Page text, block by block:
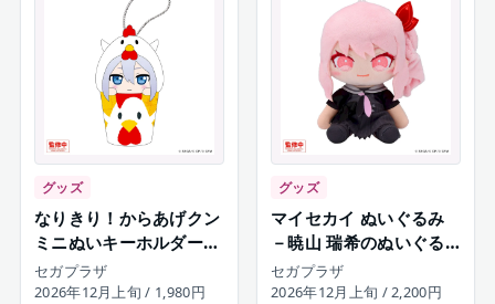
グッズ
なりきり！からあげクン
ミニぬいキーホルダー
宵崎奏
セガプラザ
2026年12月上旬 / 1,980円
グッズ
マイセカイ ぬいぐるみ
－暁山 瑞希のぬいぐる
み－（S）
セガプラザ
2026年12月上旬 / 2,200円